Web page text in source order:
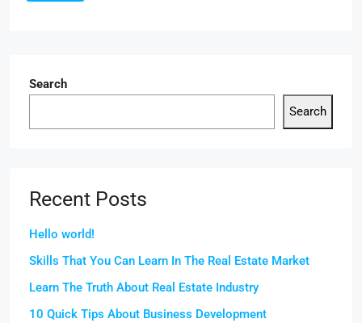
Search
Search
Recent Posts
Hello world!
Skills That You Can Learn In The Real Estate Market
Learn The Truth About Real Estate Industry
10 Quick Tips About Business Development